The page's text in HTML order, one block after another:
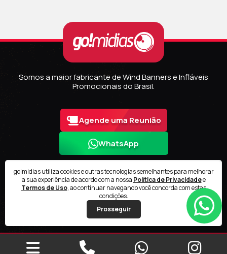
go!midias utiliza cookies e outras tecnologias semelhantes para melhorar
a sua experiência de acordo com a nossa Política de Privacidadee
Termos de Uso, ao continuar navegando você concorda com estas
condições.
Prosseguir
Somos a maior fabricante de Wind Banners e Infláveis
Promocionais do Brasil.
Agende uma Reunião
WhatsApp
2026 © GO!MIDIAS